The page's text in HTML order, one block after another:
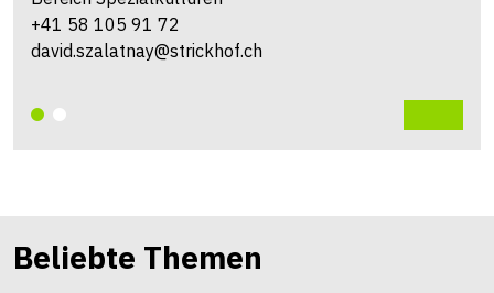
+41 58 105 91 72
david.szalatnay@strickhof.ch
Beliebte Themen